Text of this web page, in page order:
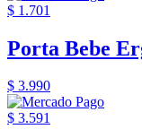
$ 1.701
Porta Bebe
$ 3.990
$ 3.591